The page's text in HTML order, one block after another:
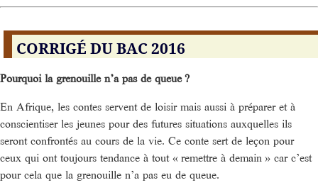
CORRIGÉ DU BAC 2016
Pourquoi la grenouille n’a pas de queue ?
En Afrique, les contes servent de loisir mais aussi à préparer et à
conscientiser les jeunes pour des futures situations auxquelles ils
seront confrontés au cours de la vie. Ce conte sert de leçon pour
ceux qui ont toujours tendance à tout « remettre à demain » car c’est
pour cela que la grenouille n’a pas eu de queue.